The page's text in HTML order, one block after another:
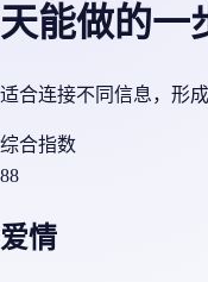
天能做的一
适合连接不同信息，形
综合指数
88
爱情